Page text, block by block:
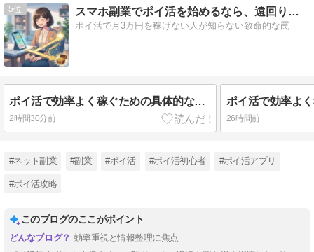
5 スマホ副業でポイ活を始めるなら、遠回りしない最短ルート公開
ポイ活で月3万円を稼げない人が知らない致命的な罠
ポイ活で効率よく稼ぐための具体的な手順と注意すべき落とし穴とは？
2時間30分前 26時間前
#ネット副業 #副業 #ポイ活 #ポイ活初心者 #ポイ活アプリ
#ポイ活攻略
このブログのここがポイント
効率重視と情報整理に焦点